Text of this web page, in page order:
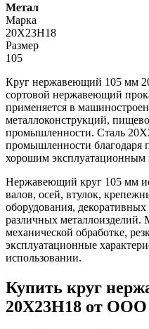
Метал
Марка
20Х23Н18
Размер
105
Круг нержавеющий 105 мм
сортовой нержавеющий
применяется в
металлоконструкций,
промышленности. Сталь
промышленности благодаря
хорошим эксплуатационным
Нержавеющий круг 105 мм
валов, осей, втулок,
оборудования,
различных металлоизделий.
механической обработке,
эксплуатационные
использовании.
Купить круг
20Х23Н18 от ООО